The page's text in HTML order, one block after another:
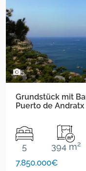
5
Grundstück mit
Puerto de
5 394 m2
7.850.000€